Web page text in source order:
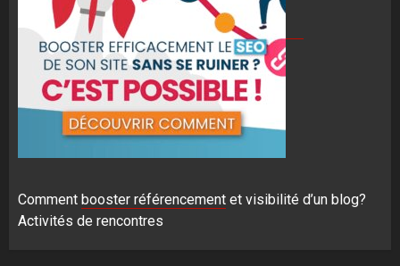
Comment booster référencement et visibilité d’un blog?
Activités de rencontres